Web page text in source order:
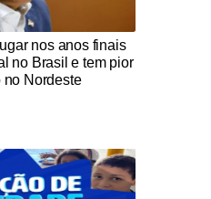
nos anos finais
no Brasil e tem pior
no Nordeste